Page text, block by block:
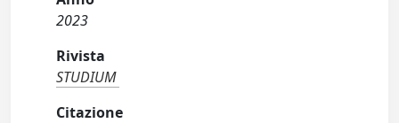
2023
Rivista
STUDIUM
Citazione